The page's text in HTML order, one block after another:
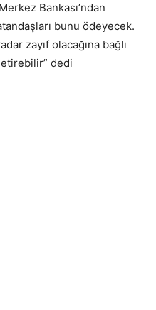
Bankası’ndan
bunu ödeyecek.
zayıf olacağına bağlı
dedi